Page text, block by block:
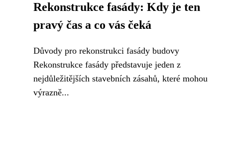
Rekonstrukce fasády: Kdy je ten
pravý čas a co vás čeká
Důvody pro rekonstrukci fasády budovy
Rekonstrukce fasády představuje jeden z
nejdůležitějších stavebních zásahů, které mohou
výrazně...